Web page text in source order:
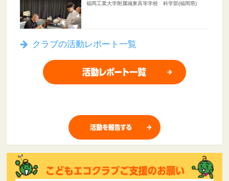
福岡工業大学附属城東高等学校 科学部(福岡県)
クラブの活動レポート一覧